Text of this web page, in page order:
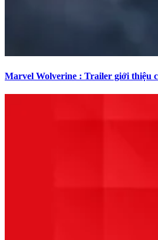
Marvel Wolverine : Trailer giới thiệu